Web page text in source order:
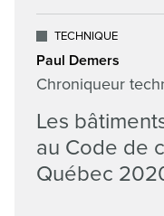
TECHNIQUE
Paul Demers
Chroniqueur
Les
au Code de
Québec